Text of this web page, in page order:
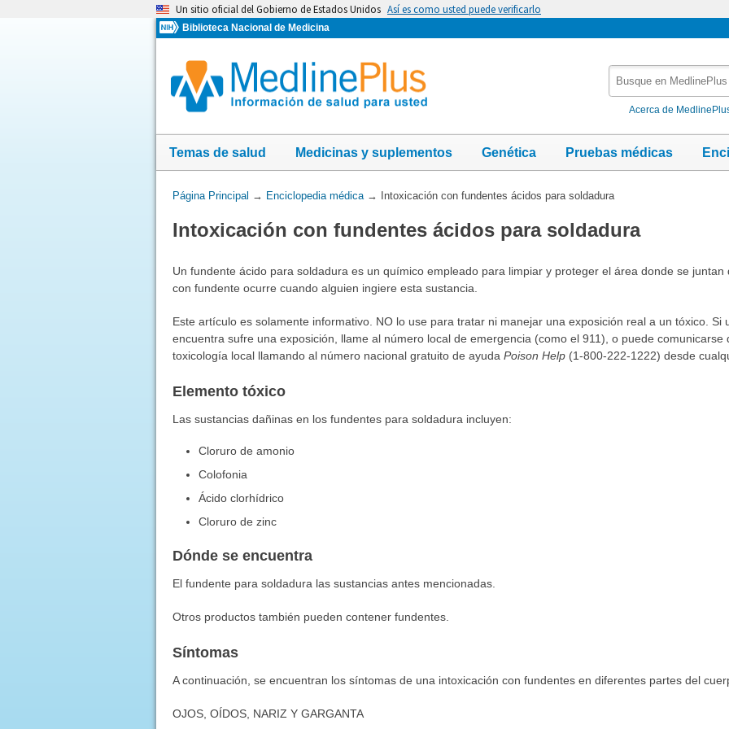
Un sitio oficial del Gobierno de Estados Unidos Así es como usted puede verificarlo
Biblioteca Nacional de Medicina
MedlinePlus
Acerca de
Temas de salud Medicinas y suplementos Genética Pruebas médicas
Usted
aquí:
Página Principal → Enciclopedia médica→ Intoxicación con fundentes ácidos para soldadura
Intoxicación con fundentes ácidos para soldadura
Un fundente ácido para soldadura es un químico empleado para limpiar y proteger el área donde se
con fundente ocurre cuando alguien ingiere esta sustancia.
Este artículo es solamente informativo. NO lo use para tratar ni manejar una exposición real a un tóxico. Si
encuentra sufre una exposición, llame al número local de emergencia (como el 911), o puede
toxicología local llamando al número nacional gratuito de ayuda Poison Help(1-800-222-1222) desde
Elemento tóxico
Las sustancias dañinas en los fundentes para soldadura incluyen:
Cloruro de amonio
Colofonia
Ácido clorhídrico
Cloruro de zinc
Dónde se encuentra
El fundente para soldadura las sustancias antes mencionadas.
Otros productos también pueden contener fundentes.
Síntomas
A continuación, se encuentran los síntomas de una intoxicación con fundentes en diferentes partes del
OJOS, OÍDOS, NARIZ Y GARGANTA